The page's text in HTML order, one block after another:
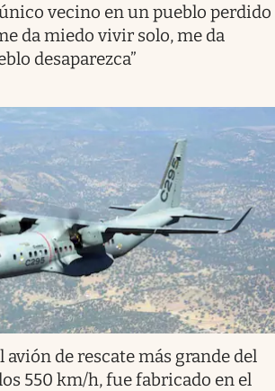
vecino en un pueblo perdido
da miedo vivir solo, me da
desaparezca”
avión de rescate más grande del
550 km/h, fue fabricado en el